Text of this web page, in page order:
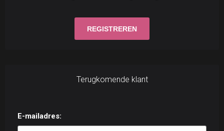
Terugkomende klant
E-mailadres: